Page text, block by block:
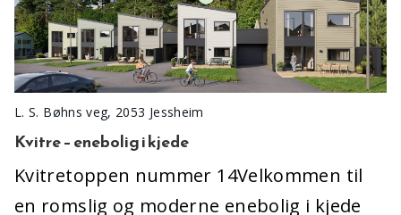
L. S. Bøhns veg, 2053 Jessheim
Kvitre – enebolig i kjede
Kvitretoppen nummer 14Velkommen til
en romslig og moderne enebolig i kjede